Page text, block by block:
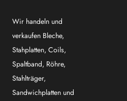
Wir handeln und
verkaufen Bleche,
Stahplatten, Coils,
Spaltband, Röhre,
Stahlträger,
Sandwichplatten und